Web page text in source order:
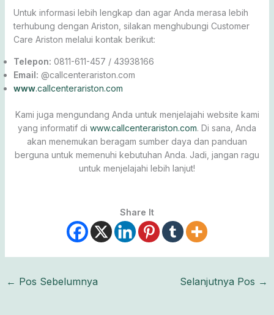
Untuk informasi lebih lengkap dan agar Anda merasa lebih
terhubung dengan Ariston, silakan menghubungi Customer
Care Ariston melalui kontak berikut:
Telepon: 0811-611-457 / 43938166
Email: @callcenterariston.com
www.callcenterariston.com
Kami juga mengundang Anda untuk menjelajahi website kami
yang informatif di www.callcenterariston.com. Di sana, Anda
akan menemukan beragam sumber daya dan panduan
berguna untuk memenuhi kebutuhan Anda. Jadi, jangan ragu
untuk menjelajahi lebih lanjut!
Share It
← Pos Sebelumnya Selanjutnya Pos →